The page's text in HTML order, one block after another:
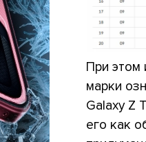
При этом
марки
Galaxy Z
его как